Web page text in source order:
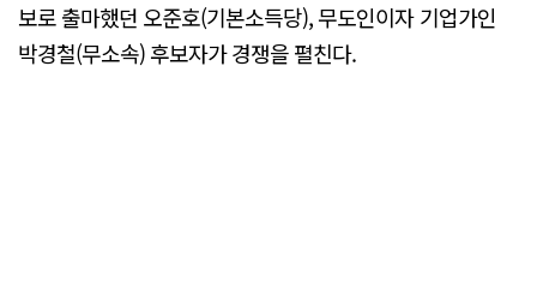
보로 출마했던 오준호(기본소득당), 무도인이자 기업가인
박경철(무소속) 후보자가 경쟁을 펼친다.